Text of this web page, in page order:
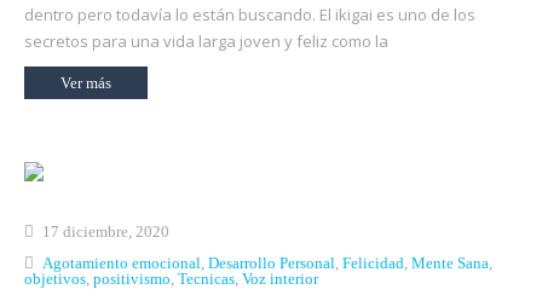
dentro pero todavía lo están buscando. El ikigai es uno de los
secretos para una vida larga joven y feliz como la
Ver más
17 diciembre, 2020
Agotamiento emocional Desarrollo Personal Felicidad Mente Sana
objetivos positivismo Tecnicas Voz interior